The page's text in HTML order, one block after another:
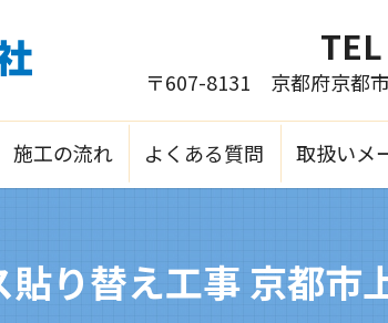
施工の流れ よくある質問 取扱いメ
TEL
〒607-8131 京都府京都
貼り替え工事 京都市